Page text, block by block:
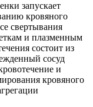
запускает
кровяного
свертывания
и плазменным
состоит из
сосуд
и
кровяного